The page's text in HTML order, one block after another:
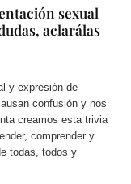
sexual
aclarálas
y expresión de
confusión y nos
creamos esta trivia
comprender y
todas, todos y